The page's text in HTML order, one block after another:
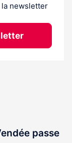
newsletter
passe